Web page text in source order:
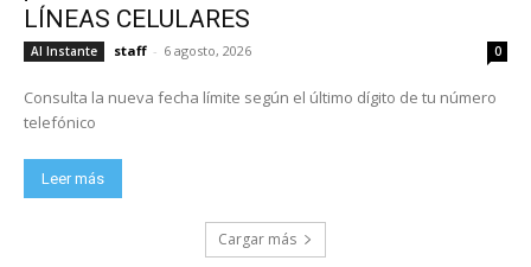
LÍNEAS CELULARES
Al Instante staff - 6 agosto, 2026 0
Consulta la nueva fecha límite según el último dígito de tu número
telefónico
Leer más
Cargar más